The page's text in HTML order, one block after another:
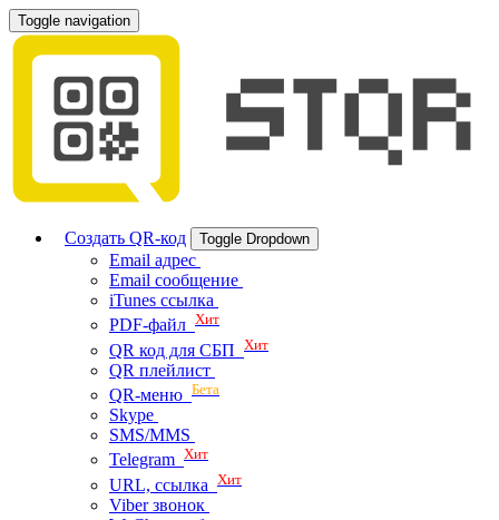
Toggle navigation
Создать QR-код Toggle Dropdown
Email адрес
Email сообщение
iTunes ссылка
PDF-файл Хит
QR код для СБП Хит
QR плейлист
QR-меню Бета
Skype
SMS/MMS
Telegram Хит
URL, ссылка Хит
Viber звонок